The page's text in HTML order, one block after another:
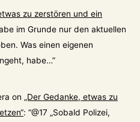
zu zerstören und ein
im Grunde nur den aktuellen
Was einen eigenen
habe…”
on „Der Gedanke, etwas zu
: “@17 „Sobald Polizei,